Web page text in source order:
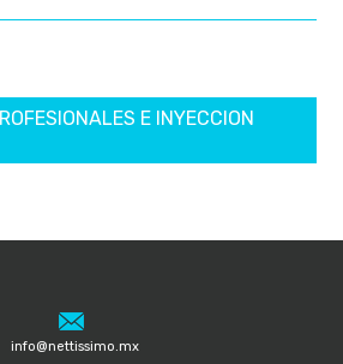
E INYECCION
info@nettissimo.mx